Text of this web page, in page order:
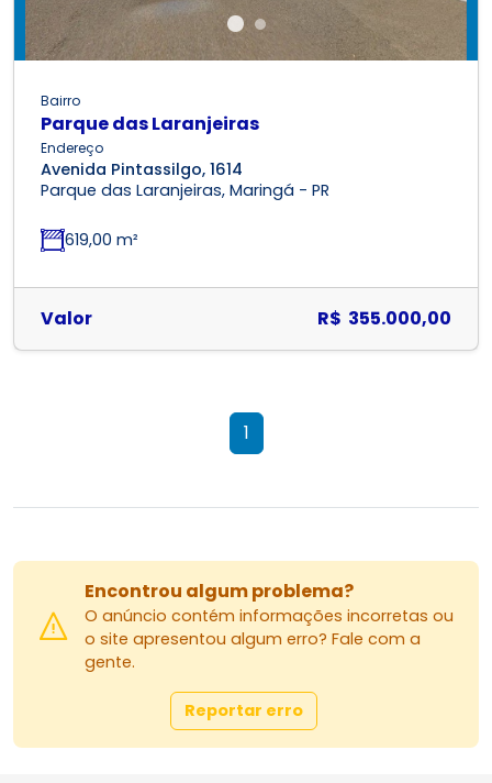
Bairro
Parque das Laranjeiras
Endereço
Avenida Pintassilgo, 1614
Parque das Laranjeiras, Maringá - PR
619,00 m²
Valor R$ 355.000,00
1
Encontrou algum problema?
O anúncio contém informações incorretas ou
o site apresentou algum erro? Fale com a
gente.
Reportar erro